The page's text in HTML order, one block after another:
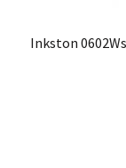
Inkston